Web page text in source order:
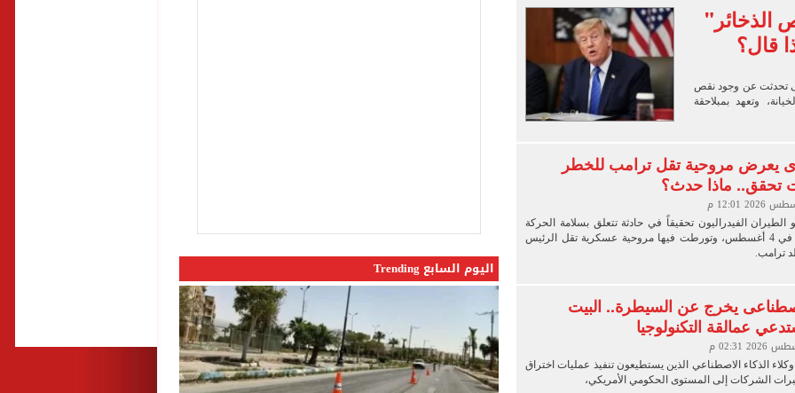
الساحل الشمالي خلال أيام
كيف اعتلى «عامل طوب وطالب» منصة القضاء.. صور
بالاتجاه القادم من المنيب للعياط 4 أيام
على الجنسية المصرية: غير صحيحة ويشرفنى أن أحملها
الذخائر"
قال؟
تحدثت عن وجود نقص
وتعهد بمبلاحقة
يعرض مروحية تقل ترامب للخطر
تحقق.. ماذا حدث؟
الفيدراليون تحقيقاً في حادثة تتعلق بسلامة الحركة
الجوية وقعت في 4 أغسطس، وتورطت فيها مروحية عسكرية تقل الرئيس
ترامب.
يخرج عن السيطرة.. البيت
عمالقة التكنولوجيا
الذكاء الاصطناعي الذين يستطيعون تنفيذ عمليات اختراق
الشركات إلى المستوى الحكومي الأمريكي،
اليوم السابع Trending